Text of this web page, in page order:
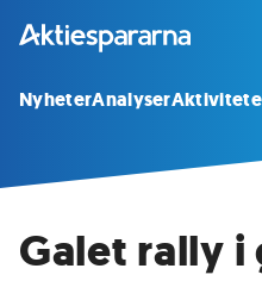
NyheterAnalyser
Galet rally